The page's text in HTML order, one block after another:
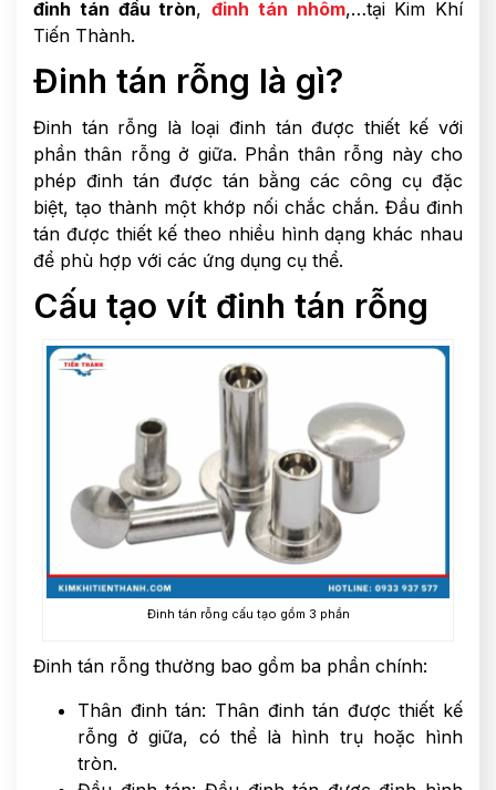
đinh tán đầu tròn, đinh tán nhôm,…tại Kim Khí
Tiến Thành.
Đinh tán rỗng là gì?
Đinh tán rỗng là loại đinh tán được thiết kế với
phần thân rỗng ở giữa. Phần thân rỗng này cho
phép đinh tán được tán bằng các công cụ đặc
biệt, tạo thành một khớp nối chắc chắn. Đầu đinh
tán được thiết kế theo nhiều hình dạng khác nhau
để phù hợp với các ứng dụng cụ thể.
Cấu tạo vít đinh tán rỗng
Đinh tán rỗng cấu tạo gồm 3 phần
Đinh tán rỗng thường bao gồm ba phần chính:
Thân đinh tán: Thân đinh tán được thiết kế
rỗng ở giữa, có thể là hình trụ hoặc hình
tròn.